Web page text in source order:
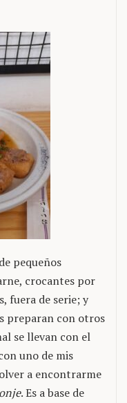
pequeños
crocantes por
fuera de serie; y
preparan con otros
se llevan con el
uno de mis
a encontrarme
. Es a base de